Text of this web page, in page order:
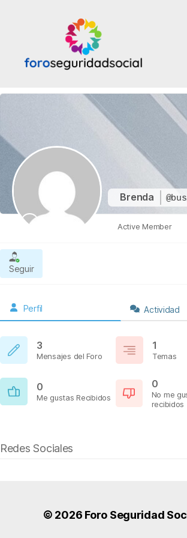
Brenda
Active Member
Seguir
Perfil Actividad
3
Mensajes del Foro
1
Temas
0
Me gustas Recibidos
0
No me
recibidos
Redes Sociales
© 2026 Foro Seguridad